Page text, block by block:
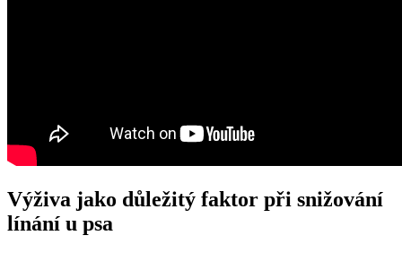
Výživa jako důležitý faktor při snižování
línání u psa